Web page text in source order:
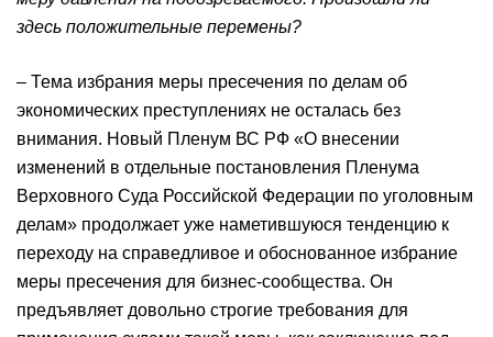
здесь положительные перемены?
– Тема избрания меры пресечения по делам об
экономических преступлениях не осталась без
внимания. Новый Пленум ВС РФ «О внесении
изменений в отдельные постановления Пленума
Верховного Суда Российской Федерации по уголовным
делам» продолжает уже наметившуюся тенденцию к
переходу на справедливое и обоснованное избрание
меры пресечения для бизнес-сообщества. Он
предъявляет довольно строгие требования для